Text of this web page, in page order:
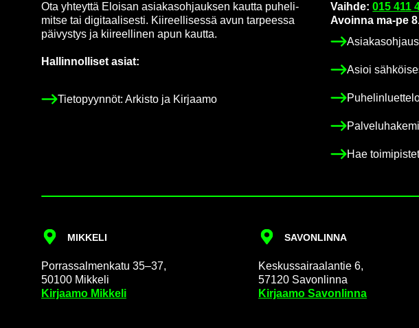
Ota yh­teyt­tä Eloi­san asia­kas­oh­jauk­sen kaut­ta pu­he­li­
mit­se tai di­gi­taa­li­ses­ti. Kii­reel­li­ses­sä avun tar­pees­sa
päi­vys­tys ja kii­reel­li­nen apun kaut­ta.
Hal­lin­nol­li­set asiat:
Tie­to­pyyn­nöt: Ar­kis­to ja Kir­jaa­mo
Vaih­de:015 411
Avoin­na ma-pe
Asioi
Hae
MIK­KE­LI
Por­ras­sal­men­ka­tu 35–37,
50100 Mik­ke­li
Kir­jaa­mo Mik­ke­li
SA­VON­LIN­NA
Kes­kus­sai­raa­lan­tie 6,
57120 Sa­von­lin­na
Kir­jaa­mo Sa­von­lin­na